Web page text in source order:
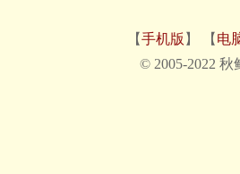
【手机版 】 【 电
© 2005-2022 秋